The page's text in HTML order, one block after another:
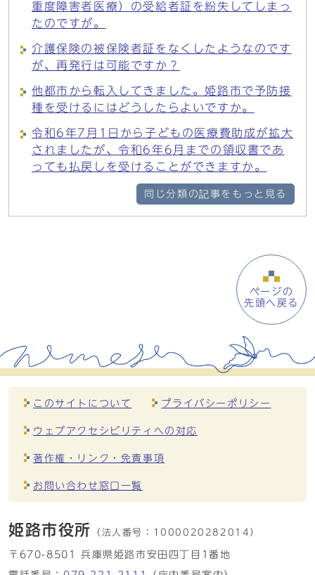
重度障害者医療）の受給者証を紛失してしまっ
たのですが。
介護保険の被保険者証をなくしたようなのです
が、再発行は可能ですか？
他都市から転入してきました。姫路市で予防接
種を受けるにはどうしたらよいですか。
令和6年7月1日から子どもの医療費助成が拡大
されましたが、令和6年6月までの領収書であ
っても払戻しを受けることができますか。
同じ分類の記事をもっと見る
ページの
先頭へ戻る
このサイトについて プライバシーポリシー
ウェブアクセシビリティへの対応
著作権・リンク・免責事項
お問い合わせ窓口一覧
姫路市役所 （法人番号： 1000020282014）
〒670-8501 兵庫県姫路市安田四丁目1番地